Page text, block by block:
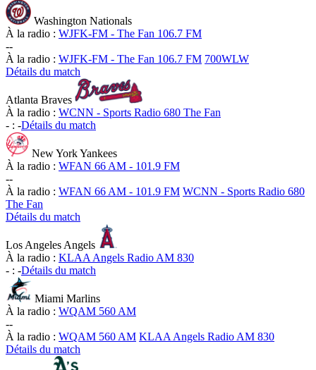
Washington Nationals
À la radio : WJFK-FM - The Fan 106.7 FM
--
À la radio : WJFK-FM - The Fan 106.7 FM 700WLW
Détails du match
Atlanta Braves
À la radio : WCNN - Sports Radio 680 The Fan
- : -Détails du match
New York Yankees
À la radio : WFAN 66 AM - 101.9 FM
--
À la radio : WFAN 66 AM - 101.9 FM WCNN - Sports Radio 680
The Fan
Détails du match
Los Angeles Angels
À la radio : KLAA Angels Radio AM 830
- : -Détails du match
Miami Marlins
À la radio : WQAM 560 AM
--
À la radio : WQAM 560 AM KLAA Angels Radio AM 830
Détails du match